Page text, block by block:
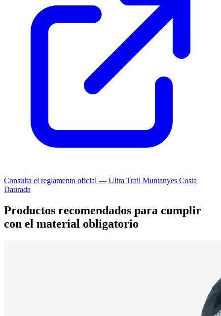
Consulta el reglamento oficial — Ultra Trail Muntanyes Costa
Daurada
Productos recomendados para cumplir
con el material obligatorio